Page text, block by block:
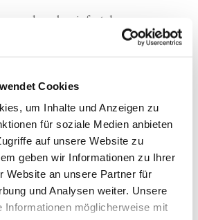
Cookies
um Inhalte und Anzeigen zu
für soziale Medien anbieten
auf unsere Website zu
geben wir Informationen zu Ihrer
Website an unsere Partner für
und Analysen weiter. Unsere
Informationen möglicherweise mit
schweinfurt.de
0111 0000 001118
stellt eine Plattform
Online-Streitbeilegung
aufrufbar unter